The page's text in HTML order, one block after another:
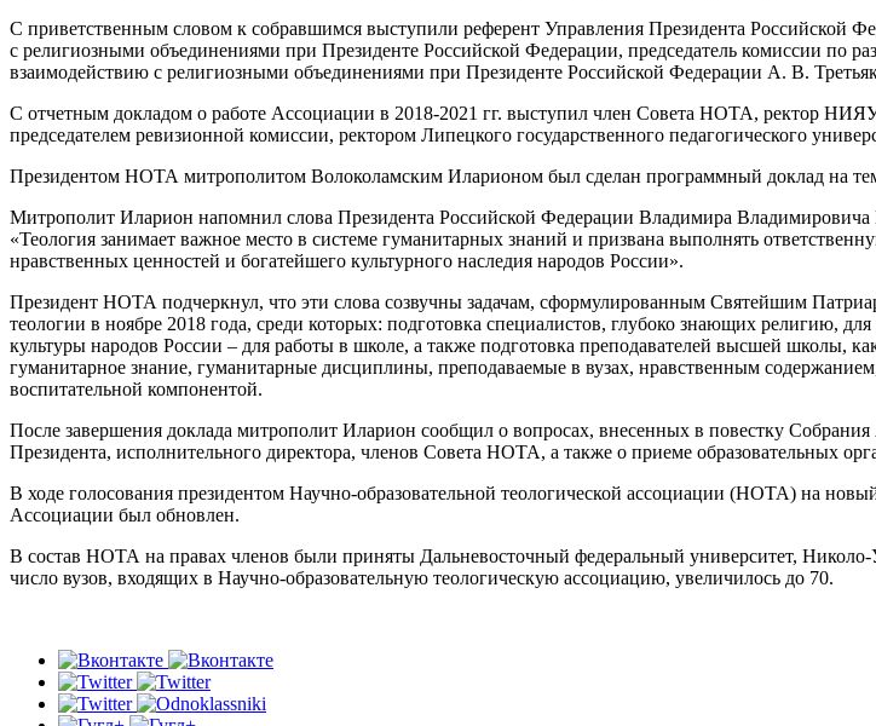
С приветственным словом к собравшимся выступили референт Управления Президента Российской
с религиозными объединениями при Президенте Российской Федерации, председатель комиссии по
взаимодействию с религиозными объединениями при Президенте Российской Федерации А. В.
С отчетным докладом о работе Ассоциации в 2018-2021 гг. выступил член Совета НОТА, ректор
председателем ревизионной комиссии, ректором Липецкого государственного педагогического
Президентом НОТА митрополитом Волоколамским Иларионом был сделан программный доклад на
Митрополит Иларион напомнил слова Президента Российской Федерации Владимира
«Теология занимает важное место в системе гуманитарных знаний и призвана выполнять
нравственных ценностей и богатейшего культурного наследия народов России».
Президент НОТА подчеркнул, что эти слова созвучны задачам, сформулированным Святейшим
теологии в ноябре 2018 года, среди которых: подготовка специалистов, глубоко знающих религию,
культуры народов России – для работы в школе, а также подготовка преподавателей высшей школы,
гуманитарное знание, гуманитарные дисциплины, преподаваемые в вузах, нравственным
воспитательной компонентой.
После завершения доклада митрополит Иларион сообщил о вопросах, внесенных в повестку
Президента, исполнительного директора, членов Совета НОТА, а также о приеме образовательных
В ходе голосования президентом Научно-образовательной теологической ассоциации (НОТА) на
Ассоциации был обновлен.
В состав НОТА на правах членов были приняты Дальневосточный федеральный университет,
число вузов, входящих в Научно-образовательную теологическую ассоциацию, увеличилось до 70.